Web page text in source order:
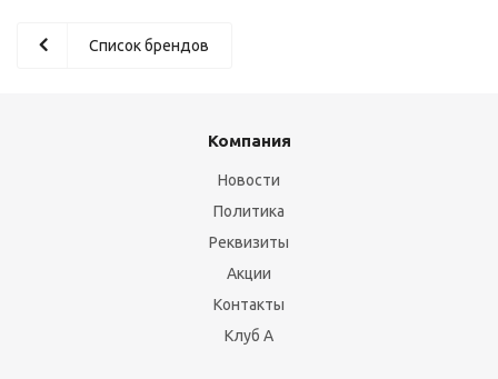
Список брендов
Компания
Новости
Политика
Реквизиты
Акции
Контакты
Клуб А